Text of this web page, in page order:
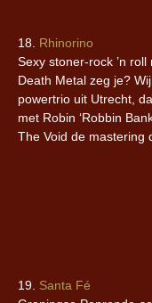
18. Rhinorino
Sexy stoner-rock ’n
Death Metal zeg je?
powertrio uit Utrecht,
met Robin ‘Robbin
The Void de mastering
19. Santa Fé